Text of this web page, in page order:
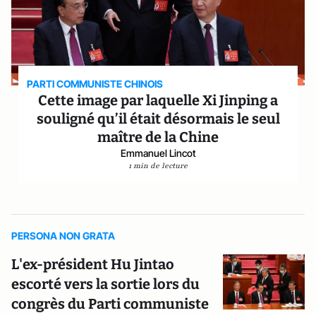
PARTI COMMUNISTE CHINOIS
Cette image par laquelle Xi Jinping a
souligné qu’il était désormais le seul
maître de la Chine
Emmanuel Lincot
1 min de lecture
PERSONA NON GRATA
L'ex-président Hu Jintao
escorté vers la sortie lors du
congrès du Parti communiste